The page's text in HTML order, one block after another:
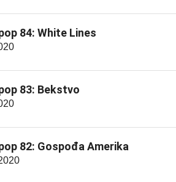
84: White Lines
83: Bekstvo
82: Gospođa Amerika